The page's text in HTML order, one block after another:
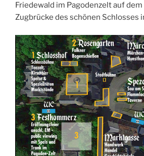
Friedewald im Pagodenzelt auf
Zugbrücke des schönen Schlosses